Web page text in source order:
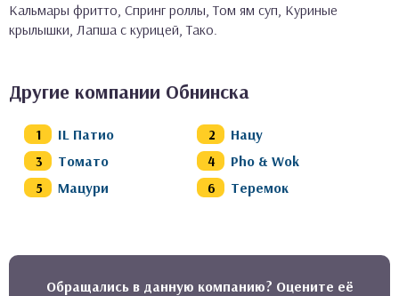
Кальмары фритто, Спринг роллы, Том ям суп, Куриные
крылышки, Лапша с курицей, Тако.
Другие компании Обнинска
IL Патио
Нацу
Томато
Pho & Wok
Мацури
Теремок
Обращались в данную компанию? Оцените её